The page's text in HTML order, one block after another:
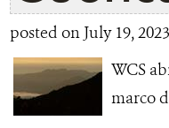
posted on July 19,
WCS
marco